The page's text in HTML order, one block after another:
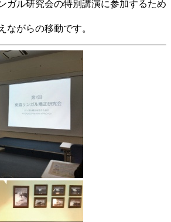
ガル研究会の特別講演に参加するため
ながらの移動です。